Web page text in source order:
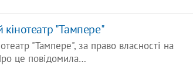
кінотеатр "Тампере"
"Тампере", за право власності на
це повідомила…